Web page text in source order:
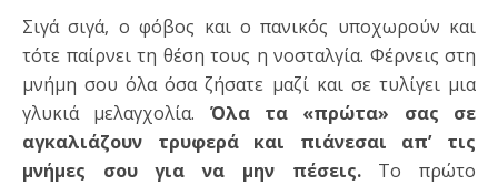
Σιγά σιγά, ο φόβος και ο πανικός υποχωρούν και
τότε παίρνει τη θέση τους η νοσταλγία. Φέρνεις στη
μνήμη σου όλα όσα ζήσατε μαζί και σε τυλίγει μια
γλυκιά μελαγχολία. Όλα τα «πρώτα» σας σε
αγκαλιάζουν τρυφερά και πιάνεσαι απ’ τις
μνήμες σου για να μην πέσεις.Το πρώτο